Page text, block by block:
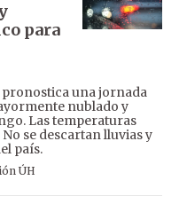
para
una jornada
nublado y
Las temperaturas
se descartan lluvias y
país.
ÚH